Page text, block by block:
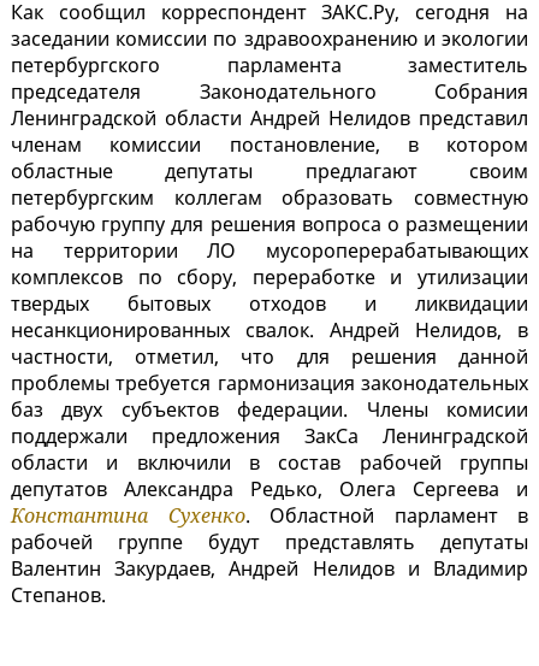
Как сообщил корреспондент ЗАКС.Ру, сегодня на
заседании комиссии по здравоохранению и экологии
петербургского парламента заместитель
председателя Законодательного Собрания
Ленинградской области Андрей Нелидов представил
членам комиссии постановление, в котором
областные депутаты предлагают своим
петербургским коллегам образовать совместную
рабочую группу для решения вопроса о размещении
на территории ЛО мусороперерабатывающих
комплексов по сбору, переработке и утилизации
твердых бытовых отходов и ликвидации
несанкционированных свалок. Андрей Нелидов, в
частности, отметил, что для решения данной
проблемы требуется гармонизация законодательных
баз двух субъектов федерации. Члены комисии
поддержали предложения ЗакСа Ленинградской
области и включили в состав рабочей группы
депутатов Александра Редько, Олега Сергеева и
Константина Сухенко. Областной парламент в
рабочей группе будут представлять депутаты
Валентин Закурдаев, Андрей Нелидов и Владимир
Степанов.